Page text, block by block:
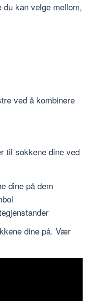
kan velge mellom,
ved å kombinere
til sokkene dine ved
dine på dem
dine på. Vær